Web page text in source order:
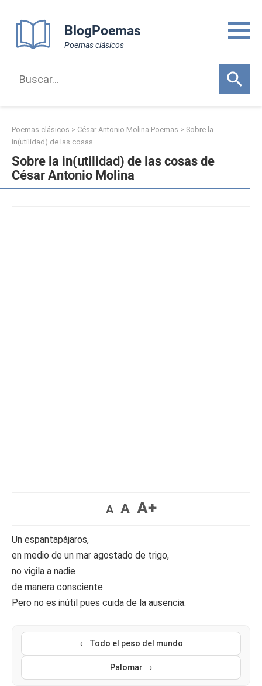
content
BlogPoemas
Poemas clásicos
Poemas clásicos > César Antonio Molina Poemas > Sobre la
in(utilidad) de las cosas
Sobre la in(utilidad) de las cosas de
César Antonio Molina
A A A+
Un espantapájaros,
en medio de un mar agostado de trigo,
no vigila a nadie
de manera consciente.
Pero no es inútil pues cuida de la ausencia.
← Todo el peso del mundo
Palomar →